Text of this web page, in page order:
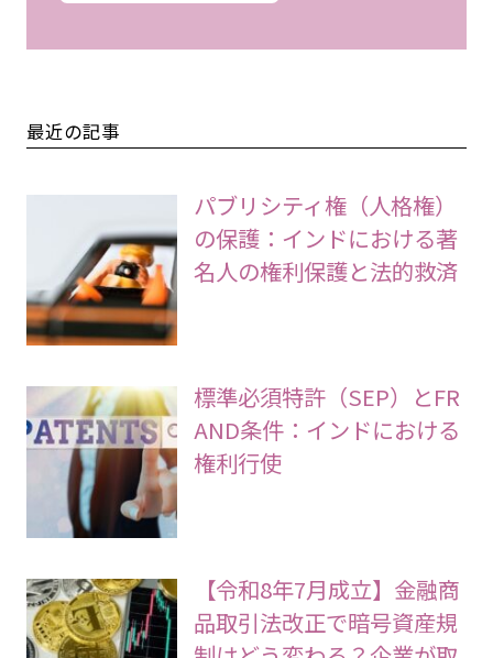
最近の記事
パブリシティ権（人格権）
の保護：インドにおける著
名人の権利保護と法的救済
標準必須特許（SEP）とFR
AND条件：インドにおける
権利行使
【令和8年7月成立】金融商
品取引法改正で暗号資産規